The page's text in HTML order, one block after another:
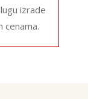
izrade
cenama.